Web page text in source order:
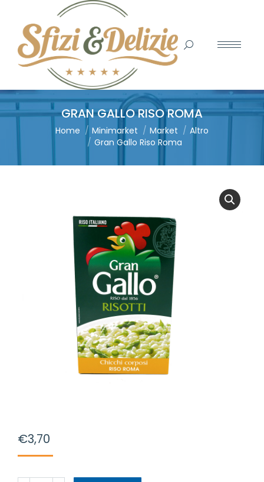
Search:
GRAN GALLO RISO ROMA
You are here:
Home Minimarket Market
Altro
Gran Gallo Riso Roma
€3,70